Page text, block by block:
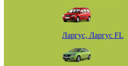
Ларгус, Ларгус FL